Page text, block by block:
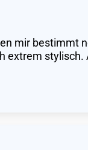
mir bestimmt
extrem stylisch.